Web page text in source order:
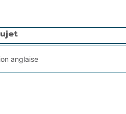
anglaise